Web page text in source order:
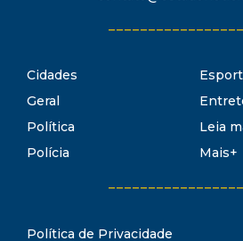
Cidades
Geral
Política
Polícia
Leia
Mais+
Política de Privacidade